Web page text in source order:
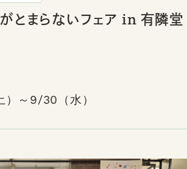
とまらないフェア in 有隣堂
～9/30（水）